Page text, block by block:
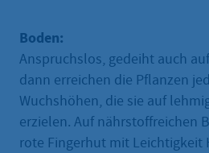
Boden:
Anspruchslos, gedeiht auch
dann erreichen die Pflanzen
Wuchshöhen, die sie auf
erzielen. Auf nährstoffreichen
rote Fingerhut mit Leichtigkeit